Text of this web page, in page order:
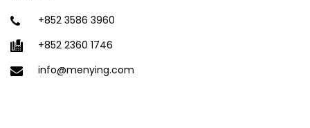
+852 3586 3960
+852 2360 1746
info@menying.com